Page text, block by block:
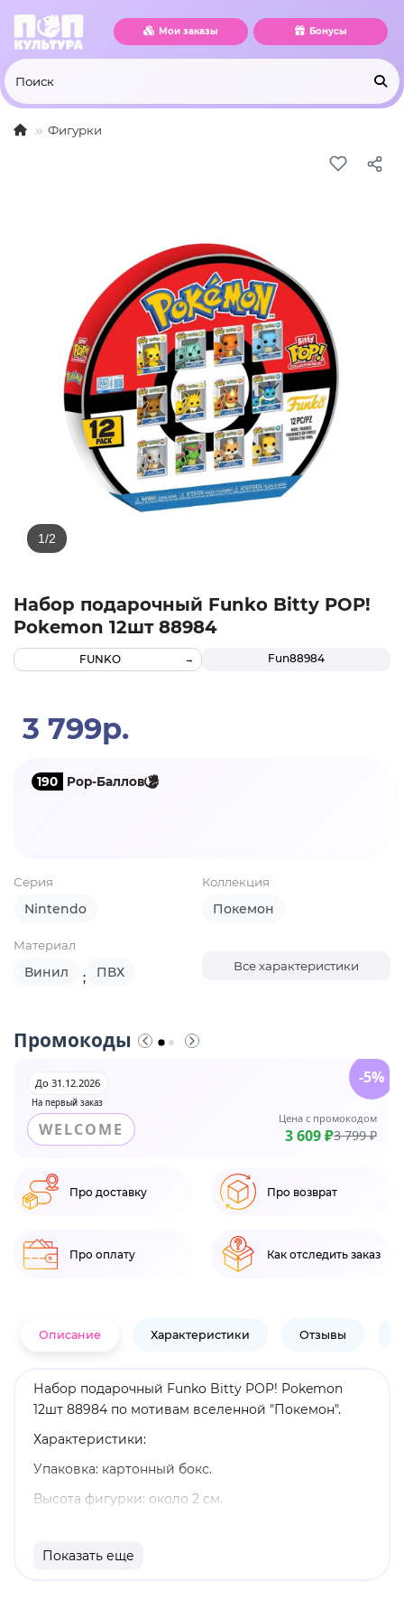
Мои заказы Бонусы
Фигурки
Набор подарочный Funko Bitty POP!
Pokemon 12шт 88984
Fun88984
FUNKO
3 799р.
190 Pop-Баллов
Серия
Nintendo
Коллекция
Покемон
Материал
Винил ; ПВХ Все характеристики
Промокоды
На первый заказ
До 31.12.2026
WELCOME
Цена с промокодом
3 609 ₽3 799 ₽
-5%
Про доставку Про возврат
Про оплату Как отследить заказ
Описание Характеристики Отзывы
Набор подарочный Funko Bitty POP! Pokemon
12шт 88984 по мотивам вселенной "Покемон".
Характеристики:
Упаковка: картонный бокс.
Высота фигурки: около 2 см.
В упаковке 12 фигурок.
Показать еще